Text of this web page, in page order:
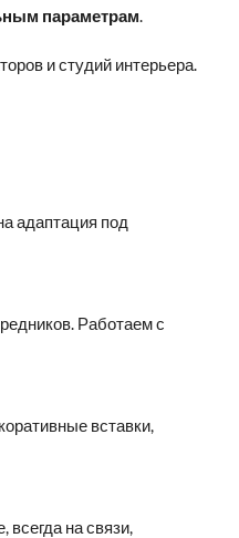
параметрам.
и студий интерьера.
адаптация под
Работаем с
вставки,
на связи,